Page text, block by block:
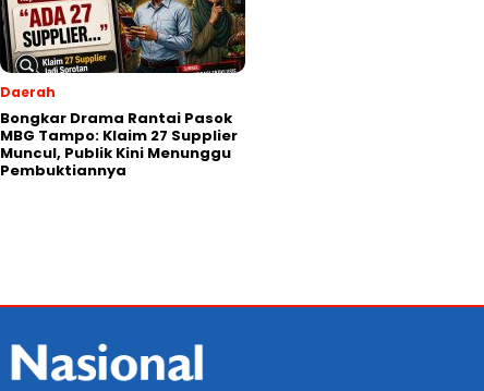
Daerah
Bongkar Drama Rantai Pasok
MBG Tampo: Klaim 27 Supplier
Muncul, Publik Kini Menunggu
Pembuktiannya